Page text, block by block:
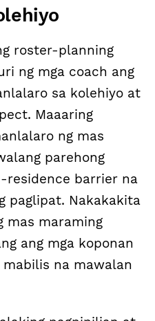
roster-planning
ng mga coach ang
sa kolehiyo at
Maaaring
ng mas
parehong
residence barrier na
paglipat. Nakakakita
mas maraming
ang mga koponan
na mawalan